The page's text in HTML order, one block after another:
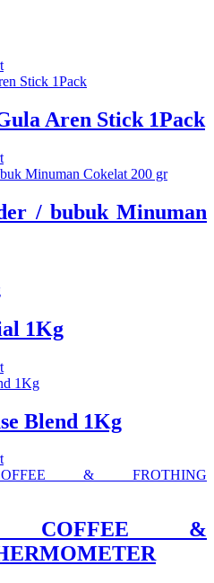
Aren Stick 1Pack
/ bubuk Minuman
1Kg
Blend 1Kg
COFFEE &